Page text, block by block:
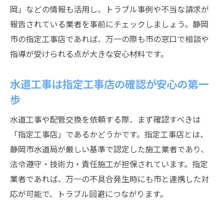
岡」などの情報も活用し、トラブル事例や不当な請求が
報告されている業者を事前にチェックしましょう。静岡
市の指定工事店であれば、万一の際も市の窓口で相談や
指導が受けられる点が大きな安心材料です。
水道工事は指定工事店の確認が安心の第一
歩
水道工事や配管交換を依頼する際、まず確認すべきは
「指定工事店」であるかどうかです。指定工事店とは、
静岡市水道局が厳しい基準で認定した施工業者であり、
法令遵守・技術力・責任施工が担保されています。指定
業者であれば、万一の不具合発生時にも市と連携した対
応が可能で、トラブル回避につながります。